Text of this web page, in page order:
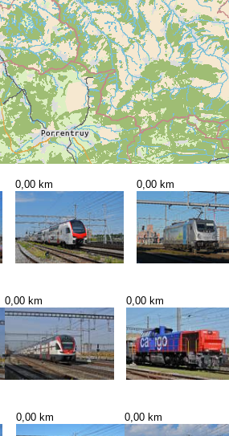
0,00 km 0,00 km
0,00 km 0,00 km
0,00 km 0,00 km